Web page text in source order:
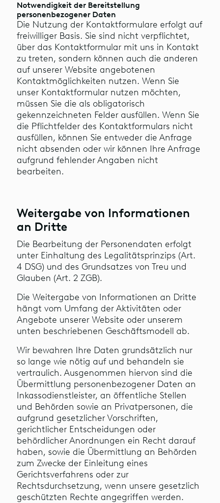
Notwendigkeit der Bereitstellung
personenbezogener Daten
Die Nutzung der Kontaktformulare erfolgt auf
freiwilliger Basis. Sie sind nicht verpflichtet,
über das Kontaktformular mit uns in Kontakt
zu treten, sondern können auch die anderen
auf unserer Website angebotenen
Kontaktmöglichkeiten nutzen. Wenn Sie
unser Kontaktformular nutzen möchten,
müssen Sie die als obligatorisch
gekennzeichneten Felder ausfüllen. Wenn Sie
die Pflichtfelder des Kontaktformulars nicht
ausfüllen, können Sie entweder die Anfrage
nicht absenden oder wir können Ihre Anfrage
aufgrund fehlender Angaben nicht
bearbeiten.
Weitergabe von Informationen
an Dritte
Die Bearbeitung der Personendaten erfolgt
unter Einhaltung des Legalitätsprinzips (Art.
4 DSG) und des Grundsatzes von Treu und
Glauben (Art. 2 ZGB).
Die Weitergabe von Informationen an Dritte
hängt vom Umfang der Aktivitäten oder
Angebote unserer Website oder unserem
unten beschriebenen Geschäftsmodell ab.
Wir bewahren Ihre Daten grundsätzlich nur
so lange wie nötig auf und behandeln sie
vertraulich. Ausgenommen hiervon sind die
Übermittlung personenbezogener Daten an
Inkassodienstleister, an öffentliche Stellen
und Behörden sowie an Privatpersonen, die
aufgrund gesetzlicher Vorschriften,
gerichtlicher Entscheidungen oder
behördlicher Anordnungen ein Recht darauf
haben, sowie die Übermittlung an Behörden
zum Zwecke der Einleitung eines
Gerichtsverfahrens oder zur
Rechtsdurchsetzung, wenn unsere gesetzlich
geschützten Rechte angegriffen werden.